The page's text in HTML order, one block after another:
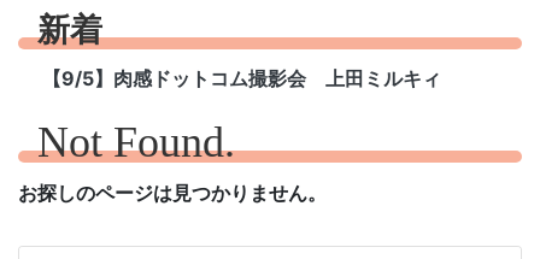
新着
【9/5】肉感ドットコム撮影会 上田ミルキィ
Not Found.
お探しのページは見つかりません。